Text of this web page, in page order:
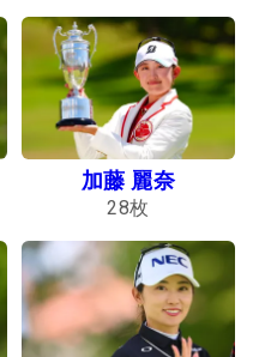
加藤 麗奈
28枚